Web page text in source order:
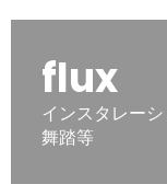
flux
インスタレー
舞踏等